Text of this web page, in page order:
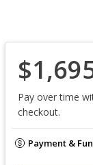
Pay over time
checkout.
Payment &